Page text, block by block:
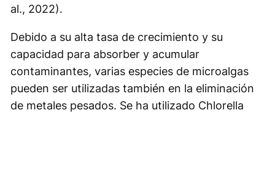
al., 2022).
Debido a su alta tasa de crecimiento y su
capacidad para absorber y acumular
contaminantes, varias especies de microalgas
pueden ser utilizadas también en la eliminación
de metales pesados. Se ha utilizado Chlorella